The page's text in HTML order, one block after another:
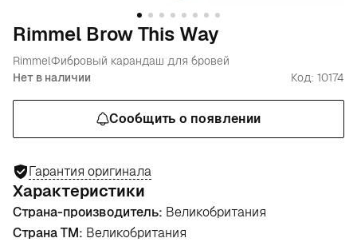
Rimmel Brow This Way
RimmelФибровый карандаш для бровей
Нет в наличии
Код: 10174
Сообщить о появлении
Гарантия оригинала
Характеристики
Страна-производитель: Великобритания
Страна ТМ: Великобритания